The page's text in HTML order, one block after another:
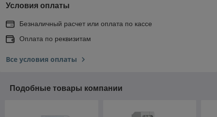
Условия оплаты
Безналичный расчет или оплата по кассе
Оплата по реквизитам
Все условия оплаты
Подобные товары компании